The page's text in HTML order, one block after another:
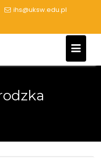
ihs@uksw.edu.pl